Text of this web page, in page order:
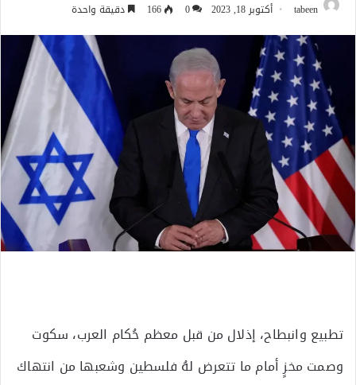
tabeen أكتوبر 18, 2023 0
166 دقيقة واحدة
تطبيع وانبطاح، إذلال من قبل معظم حُكام العرب، سكوت
وصمت مخزٍ أمام ما تتعرض لهُ فلسطين وشعبها من انتهاك